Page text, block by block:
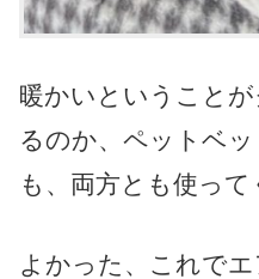
暖かいということ
るのか、ペットベ
も、両方とも使って
よかった、これで